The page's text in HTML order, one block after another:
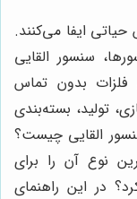
ایفا می‌کنند.
سنسور القایی
بدون تماس
تولید، بسته‌بندی
القایی چیست؟
نوع آن را برای
در این راهنمای